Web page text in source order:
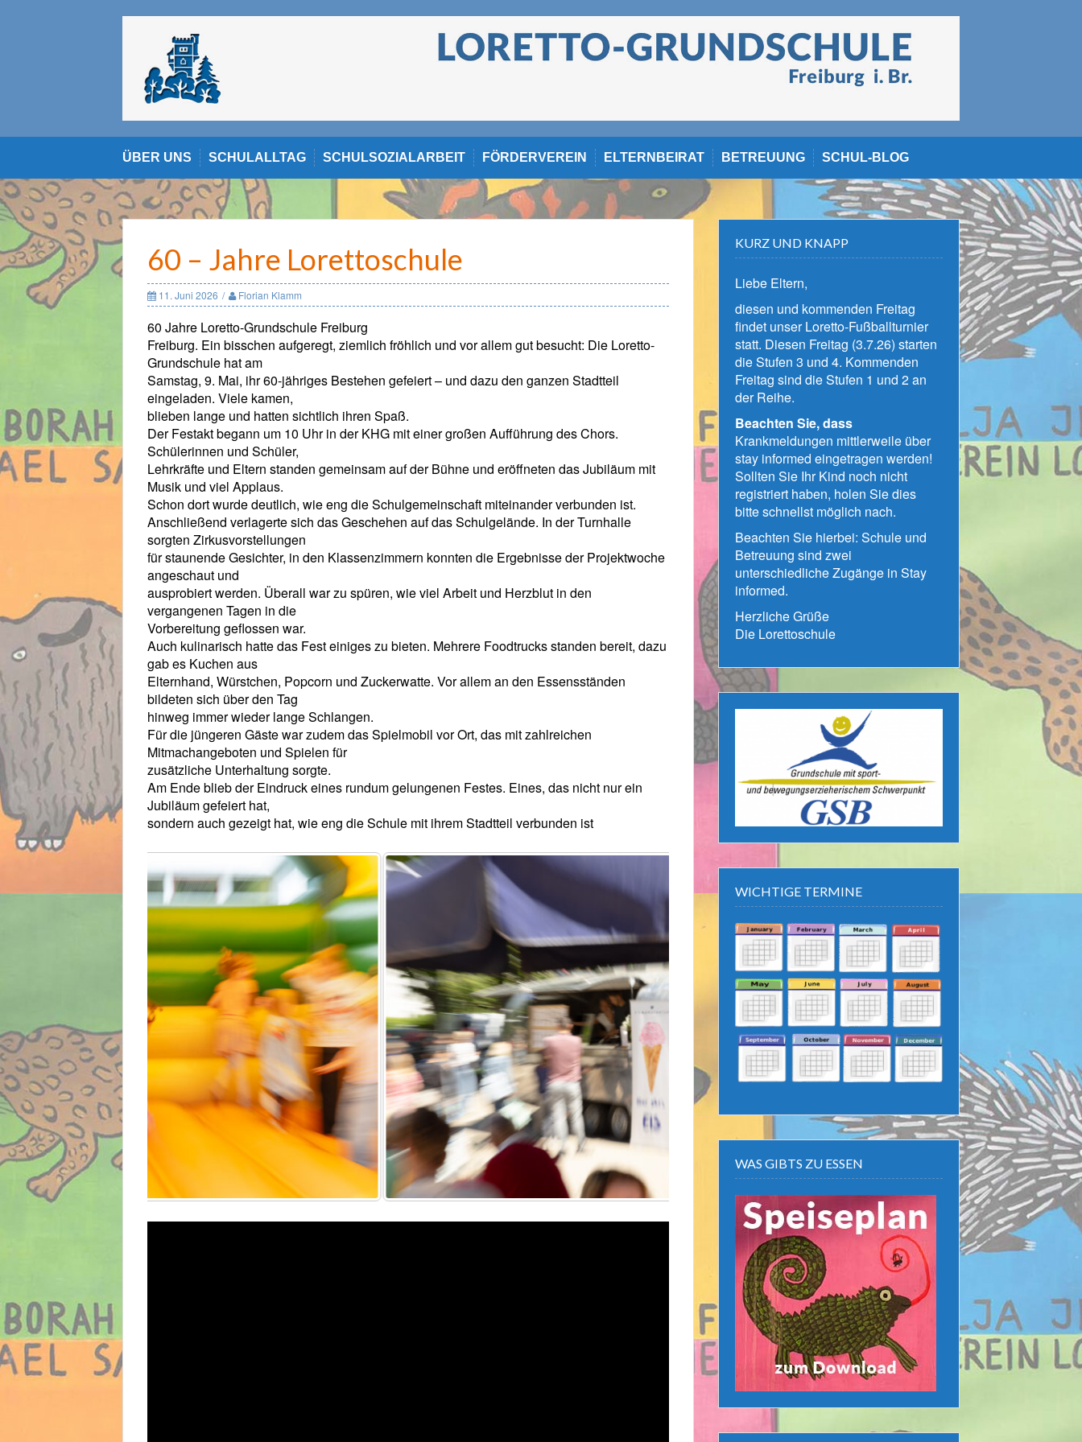
ÜBER UNS SCHULALLTAG SCHULSOZIALARBEIT FÖRDERVEREIN ELTERNBEIRAT BETREUUNG SCHUL-BLOG
60 – Jahre Lorettoschule
11. Juni 2026 Florian Klamm
60 Jahre Loretto-Grundschule Freiburg
Freiburg. Ein bisschen aufgeregt, ziemlich fröhlich und vor allem gut besucht: Die Loretto-
Grundschule hat am
Samstag, 9. Mai, ihr 60-jähriges Bestehen gefeiert – und dazu den ganzen Stadtteil
eingeladen. Viele kamen,
blieben lange und hatten sichtlich ihren Spaß.
Der Festakt begann um 10 Uhr in der KHG mit einer großen Aufführung des Chors.
Schülerinnen und Schüler,
Lehrkräfte und Eltern standen gemeinsam auf der Bühne und eröffneten das Jubiläum mit
Musik und viel Applaus.
Schon dort wurde deutlich, wie eng die Schulgemeinschaft miteinander verbunden ist.
Anschließend verlagerte sich das Geschehen auf das Schulgelände. In der Turnhalle
sorgten Zirkusvorstellungen
für staunende Gesichter, in den Klassenzimmern konnten die Ergebnisse der Projektwoche
angeschaut und
ausprobiert werden. Überall war zu spüren, wie viel Arbeit und Herzblut in den
vergangenen Tagen in die
Vorbereitung geflossen war.
Auch kulinarisch hatte das Fest einiges zu bieten. Mehrere Foodtrucks standen bereit, dazu
gab es Kuchen aus
Elternhand, Würstchen, Popcorn und Zuckerwatte. Vor allem an den Essensständen
bildeten sich über den Tag
hinweg immer wieder lange Schlangen.
Für die jüngeren Gäste war zudem das Spielmobil vor Ort, das mit zahlreichen
Mitmachangeboten und Spielen für
zusätzliche Unterhaltung sorgte.
Am Ende blieb der Eindruck eines rundum gelungenen Festes. Eines, das nicht nur ein
Jubiläum gefeiert hat,
sondern auch gezeigt hat, wie eng die Schule mit ihrem Stadtteil verbunden ist
KURZ UND KNAPP
Liebe Eltern,
diesen und kommenden Freitag
findet unser Loretto-Fußballturnier
statt. Diesen Freitag (3.7.26) starten
die Stufen 3 und 4. Kommenden
Freitag sind die Stufen 1 und 2 an
der Reihe.
Beachten Sie, dass
Krankmeldungen mittlerweile über
stay informed eingetragen werden!
Sollten Sie Ihr Kind noch nicht
registriert haben, holen Sie dies
bitte schnellst möglich nach.
Beachten Sie hierbei: Schule und
Betreuung sind zwei
unterschiedliche Zugänge in Stay
informed.
Herzliche Grüße
Die Lorettoschule
WICHTIGE TERMINE
WAS GIBTS ZU ESSEN